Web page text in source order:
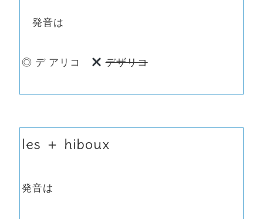
発音は
◎ デ アリコ デザリコ
les ＋ hiboux
発音は